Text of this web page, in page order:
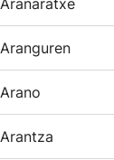
Aranguren
Arano
Arantza